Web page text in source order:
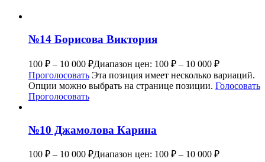
№14 Борисова Виктория
100 ₽ – 10 000 ₽Диапазон цен: 100 ₽ – 10 000 ₽
Проголосовать Эта позиция имеет несколько вариаций.
Опции можно выбрать на странице позиции. Голосовать
Проголосовать
№10 Джамолова Карина
100 ₽ – 10 000 ₽Диапазон цен: 100 ₽ – 10 000 ₽